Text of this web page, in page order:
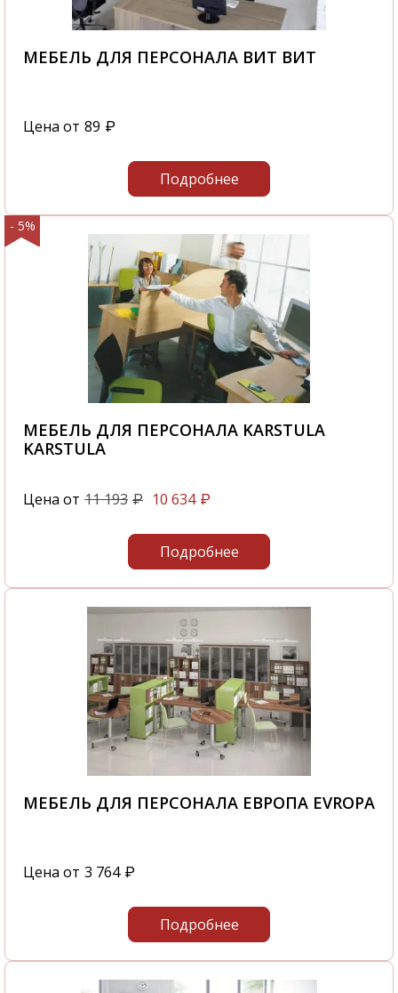
МЕБЕЛЬ ДЛЯ ПЕРСОНАЛА ВИТ ВИТ
Цена от 89 ₽
Подробнее
- 5%
МЕБЕЛЬ ДЛЯ ПЕРСОНАЛА KARSTULA
KARSTULA
Цена от 11 193 ₽ 10 634 ₽
Подробнее
МЕБЕЛЬ ДЛЯ ПЕРСОНАЛА ЕВРОПА EVROPA
Цена от 3 764 ₽
Подробнее